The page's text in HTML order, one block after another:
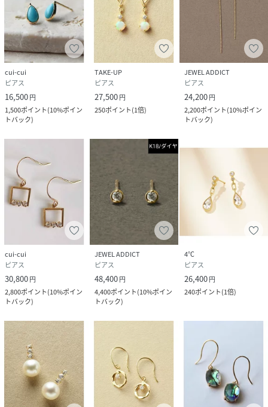
cui-cui
ピアス
16,500円
1,500ポイント(10%ポイン
トバック)
TAKE-UP
ピアス
27,500円
250ポイント(1倍)
JEWEL ADDICT
ピアス
24,200円
2,200ポイント(10%ポイン
トバック)
cui-cui
ピアス
30,800円
2,800ポイント(10%ポイン
トバック)
JEWEL ADDICT
ピアス
48,400円
4,400ポイント(10%ポイン
トバック)
4℃
ピアス
26,400円
240ポイント(1倍)